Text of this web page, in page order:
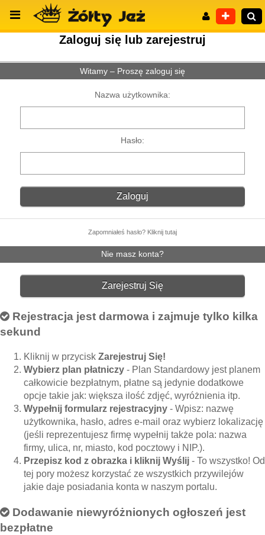
Wyszukiwanie zaawansowane
Zaloguj się lub zarejestruj
Witamy – Proszę zaloguj się
Nazwa użytkownika:
Hasło:
Zapomniałeś hasło? Kliknij tutaj
Nie masz konta?
Zarejestruj Się
Rejestracja jest darmowa i zajmuje tylko kilka
sekund
Kliknij w przycisk Zarejestruj Się!
Wybierz plan płatniczy - Plan Standardowy jest planem
całkowicie bezpłatnym, płatne są jedynie dodatkowe
opcje takie jak: większa ilość zdjęć, wyróżnienia itp.
Wypełnij formularz rejestracyjny - Wpisz: nazwę
użytkownika, hasło, adres e-mail oraz wybierz lokalizację
(jeśli reprezentujesz firmę wypełnij także pola: nazwa
firmy, ulica, nr, miasto, kod pocztowy i NIP.).
Przepisz kod z obrazka i kliknij Wyślij - To wszystko! Od
tej pory możesz korzystać ze wszystkich przywilejów
jakie daje posiadania konta w naszym portalu.
Dodawanie niewyróżnionych ogłoszeń jest
bezpłatne